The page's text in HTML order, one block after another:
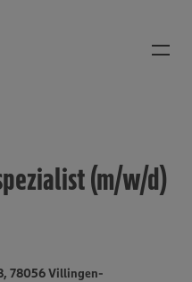
(m/w/d)
78056 Villingen-